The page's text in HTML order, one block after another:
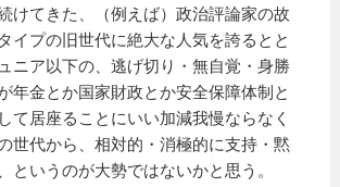
けてきた、（例えば）政治評論家の故
イプの旧世代に絶大な人気を誇るとと
ニア以下の、逃げ切り・無自覚・身勝
年金とか国家財政とか安全保障体制と
て居座ることにいい加減我慢ならなく
世代から、相対的・消極的に支持・黙
というのが大勢ではないかと思う。